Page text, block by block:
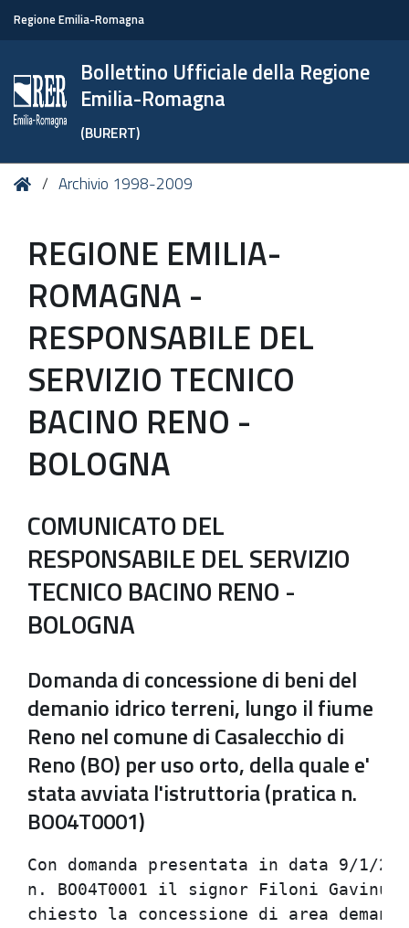
Regione Emilia-Romagna
Bollettino Ufficiale della Regione
Emilia-Romagna
(BURERT)
Tu HomeArchivio 1998-2009
REGIONE EMILIA-
ROMAGNA -
RESPONSABILE DEL
SERVIZIO TECNICO
BACINO RENO -
BOLOGNA
COMUNICATO DEL
RESPONSABILE DEL SERVIZIO
TECNICO BACINO RENO -
BOLOGNA
Domanda di concessione di beni del
demanio idrico terreni, lungo il fiume
Reno nel comune di Casalecchio di
Reno (BO) per uso orto, della quale e'
stata avviata l'istruttoria (pratica n.
BO04T0001)
Con domanda presentata in
n. BO04T0001 il signor Filoni
chiesto la concessione di